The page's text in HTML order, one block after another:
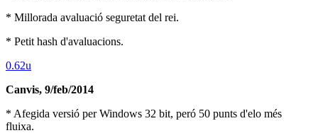
* Millorada avaluació seguretat del rei.
* Petit hash d'avaluacions.
0.62u
Canvis, 9/feb/2014
* Afegida versió per Windows 32 bit, peró 50 punts d'elo més
fluixa.